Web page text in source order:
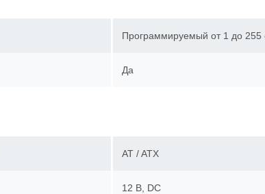
Программируемый от 1 до
Да
AT / ATX
12 В, DC